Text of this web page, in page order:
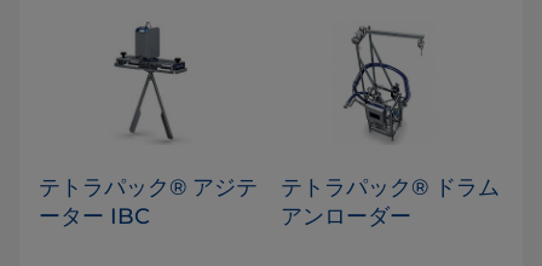
テトラパック® アジテ
ーター IBC
テトラパック® ドラム
アンローダー